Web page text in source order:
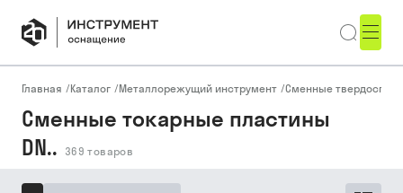
Главная /Каталог /Металлорежущий инструмент /Сменные
Сменные токарные пластины
DN..
369 товаров